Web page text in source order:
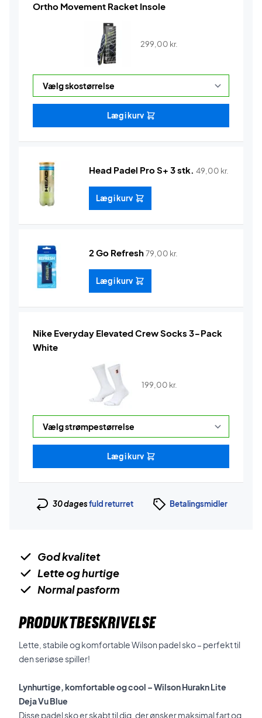
Ortho Movement Racket Insole
299,00 kr.
Læg i kurv
Head Padel Pro S+ 3 stk. 49,00 kr.
Læg i kurv
2 Go Refresh79,00 kr.
Læg i kurv
Nike Everyday Elevated Crew Socks 3-Pack
White
199,00 kr.
Læg i kurv
30 dagesfuld returret Betalingsmidler
God kvalitet
Lette og hurtige
Normal pasform
PRODUKTBESKRIVELSE
Lette, stabile og komfortable Wilson padel sko – perfekt til
den seriøse spiller!
Lynhurtige, komfortable og cool – Wilson Hurakn Lite
Deja Vu Blue
Disse padel sko er skabt til dig, der ønsker maksimal fart og